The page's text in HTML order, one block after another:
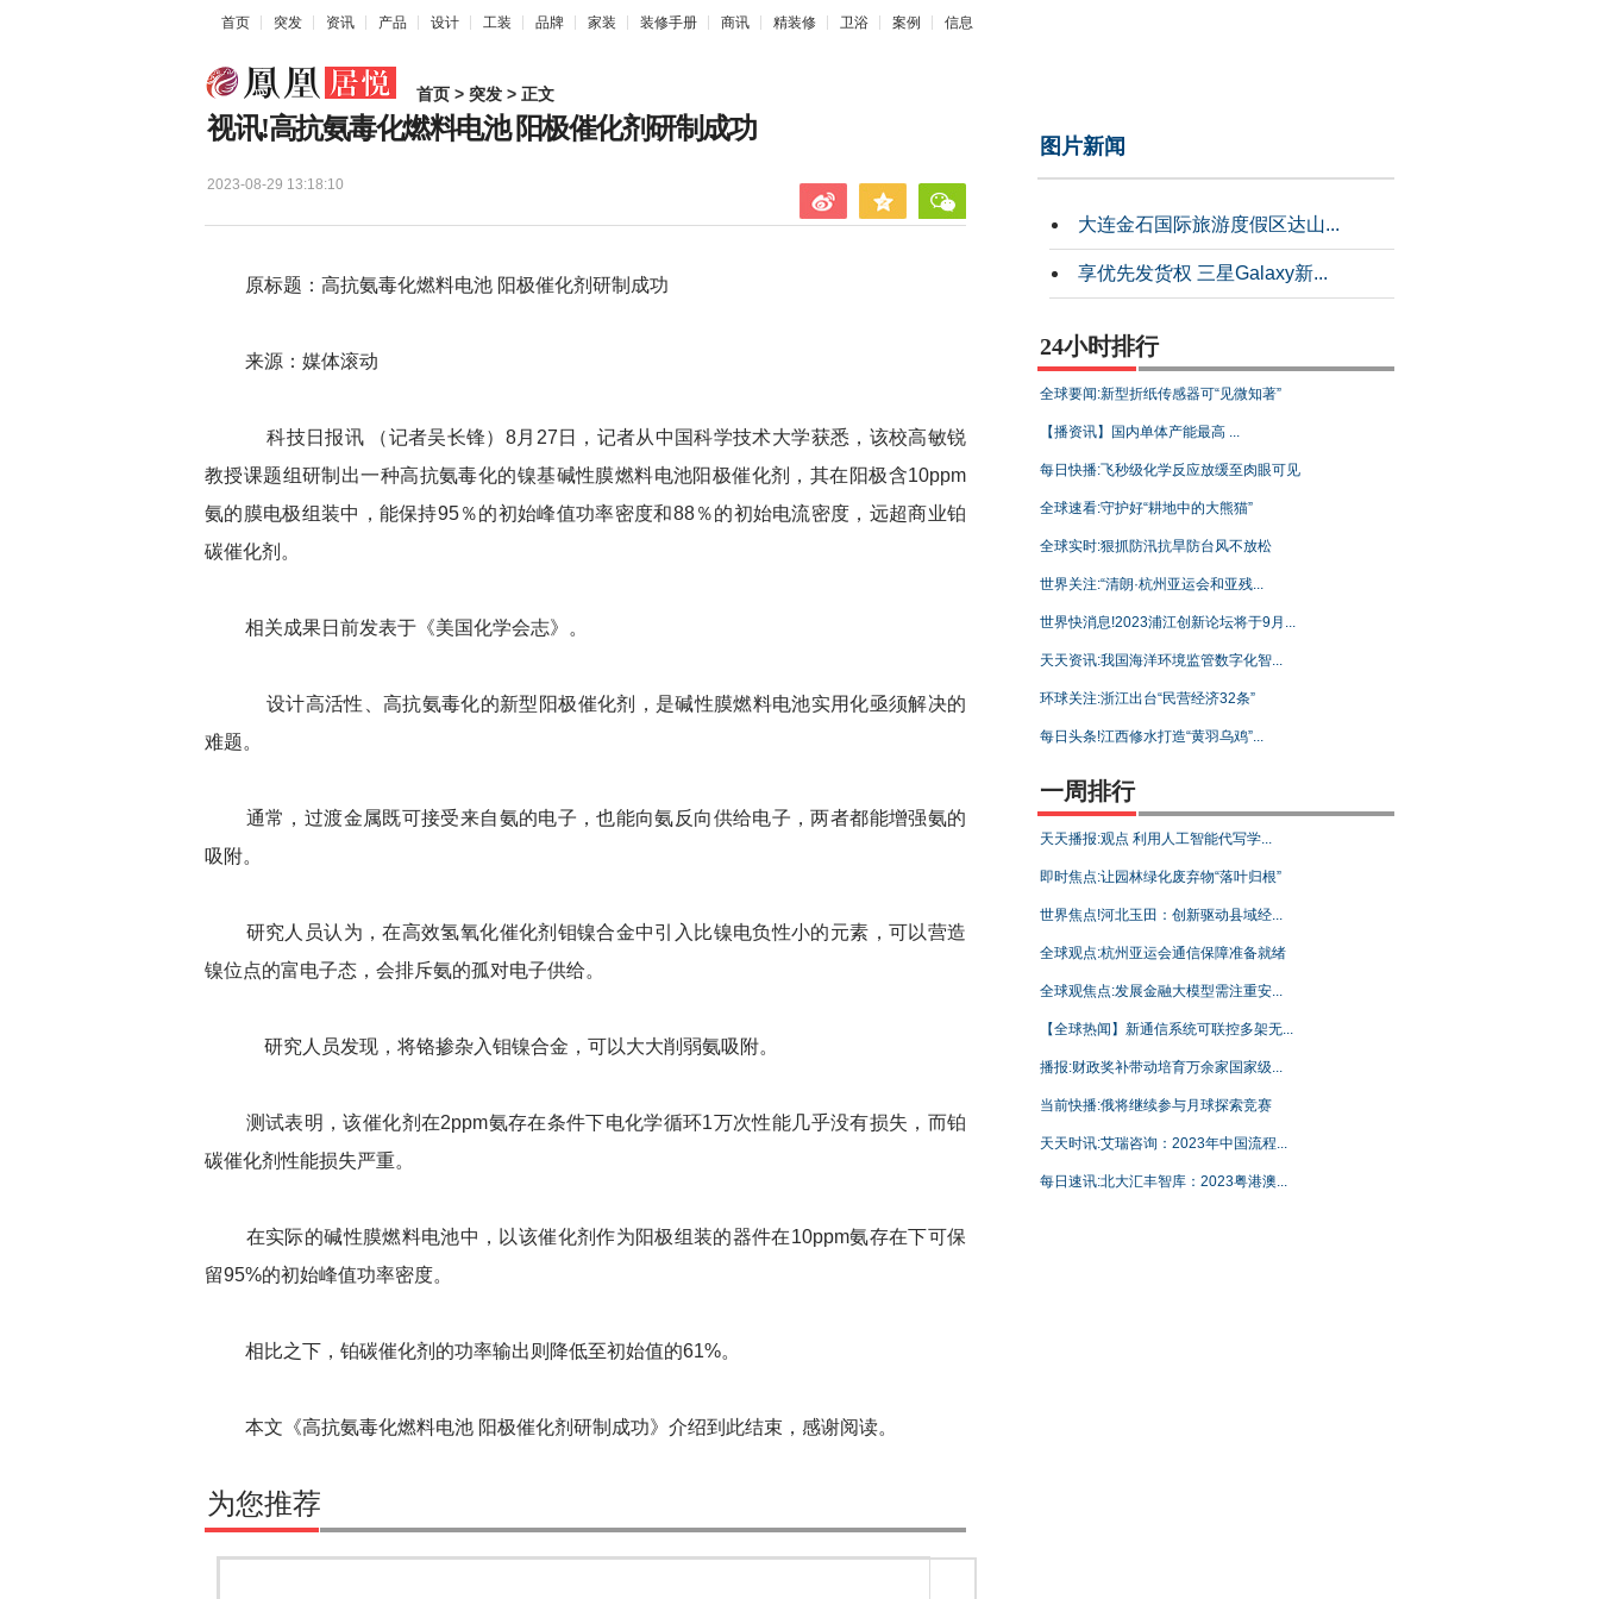
首页 突发 资讯 产品 设计 工装 品牌 家装 装修手册 商讯 精装修 卫浴 案例 信息
首页 > 突发 > 正文
视讯!高抗氨毒化燃料电池 阳极催化剂研制成功
2023-08-29 13:18:10
原标题：高抗氨毒化燃料电池 阳极催化剂研制成功
来源：媒体滚动
科技日报讯 （记者吴长锋）8月27日，记者从中国科学技术大学获悉，该校高敏锐
教授课题组研制出一种高抗氨毒化的镍基碱性膜燃料电池阳极催化剂，其在阳极含10ppm
氨的膜电极组装中，能保持95％的初始峰值功率密度和88％的初始电流密度，远超商业铂
碳催化剂。
相关成果日前发表于《美国化学会志》。
设计高活性、高抗氨毒化的新型阳极催化剂，是碱性膜燃料电池实用化亟须解决的
难题。
通常，过渡金属既可接受来自氨的电子，也能向氨反向供给电子，两者都能增强氨的
吸附。
研究人员认为，在高效氢氧化催化剂钼镍合金中引入比镍电负性小的元素，可以营造
镍位点的富电子态，会排斥氨的孤对电子供给。
研究人员发现，将铬掺杂入钼镍合金，可以大大削弱氨吸附。
测试表明，该催化剂在2ppm氨存在条件下电化学循环1万次性能几乎没有损失，而铂
碳催化剂性能损失严重。
在实际的碱性膜燃料电池中，以该催化剂作为阳极组装的器件在10ppm氨存在下可保
留95%的初始峰值功率密度。
相比之下，铂碳催化剂的功率输出则降低至初始值的61%。
本文《高抗氨毒化燃料电池 阳极催化剂研制成功》介绍到此结束，感谢阅读。
为您推荐
图片新闻
大连金石国际旅游度假区达山...
享优先发货权 三星Galaxy新...
24小时排行
全球要闻:新型折纸传感器可“见微知著”
【播资讯】国内单体产能最高 ...
每日快播:飞秒级化学反应放缓至肉眼可见
全球速看:守护好“耕地中的大熊猫”
全球实时:狠抓防汛抗旱防台风不放松
世界关注:“清朗·杭州亚运会和亚残...
世界快消息!2023浦江创新论坛将于9月...
天天资讯:我国海洋环境监管数字化智...
环球关注:浙江出台“民营经济32条”
每日头条!江西修水打造“黄羽乌鸡”...
一周排行
天天播报:观点 利用人工智能代写学...
即时焦点:让园林绿化废弃物“落叶归根”
世界焦点!河北玉田：创新驱动县域经...
全球观点:杭州亚运会通信保障准备就绪
全球观焦点:发展金融大模型需注重安...
【全球热闻】新通信系统可联控多架无...
播报:财政奖补带动培育万余家国家级...
当前快播:俄将继续参与月球探索竞赛
天天时讯:艾瑞咨询：2023年中国流程...
每日速讯:北大汇丰智库：2023粤港澳...